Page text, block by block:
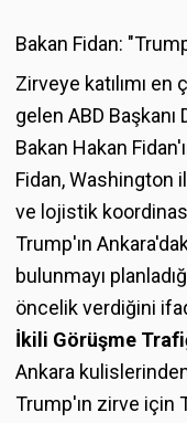
Bakan Fidan:
Zirveye katılımı
gelen ABD
Bakan Hakan
Fidan, Washington
ve lojistik
Trump'ın
bulunmayı
öncelik verdiğini
İkili Görüşme
Ankara
Trump'ın zirve için